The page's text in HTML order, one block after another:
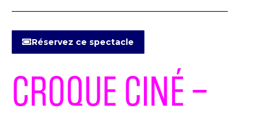
Réservez ce spectacle
CROQUE CINÉ –